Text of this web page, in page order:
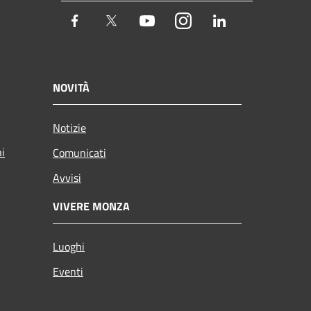
Facebook Twitter YoutubeInstagram
NOVITÀ
Notizie
Comunicati
Avvisi
VIVERE MONZA
Luoghi
Eventi